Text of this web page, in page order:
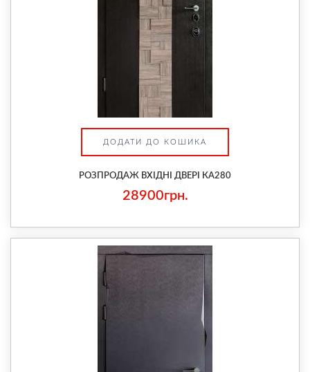
ДОДАТИ ДО КОШИКА
РОЗПРОДАЖ ВХІДНІ ДВЕРІ КА280
28900грн.